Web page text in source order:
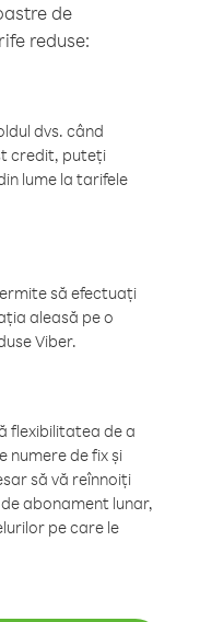
de
reduse:
dvs. când
credit, puteți
lume la tarifele
să efectuați
aleasă pe o
Viber.
flexibilitatea de a
numere de fix și
să vă reînnoiți
abonament lunar,
pe care le